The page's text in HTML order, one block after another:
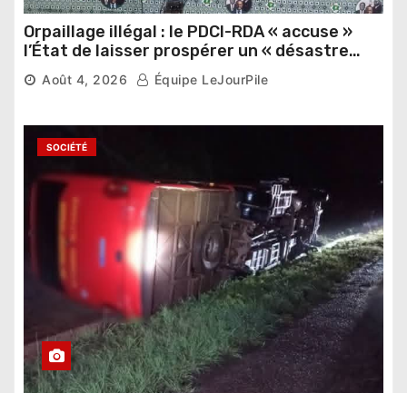
Orpaillage illégal : le PDCI-RDA « accuse »
l’État de laisser prospérer un « désastre
national »
Août 4, 2026 Équipe LeJourPile
SOCIÉTÉ